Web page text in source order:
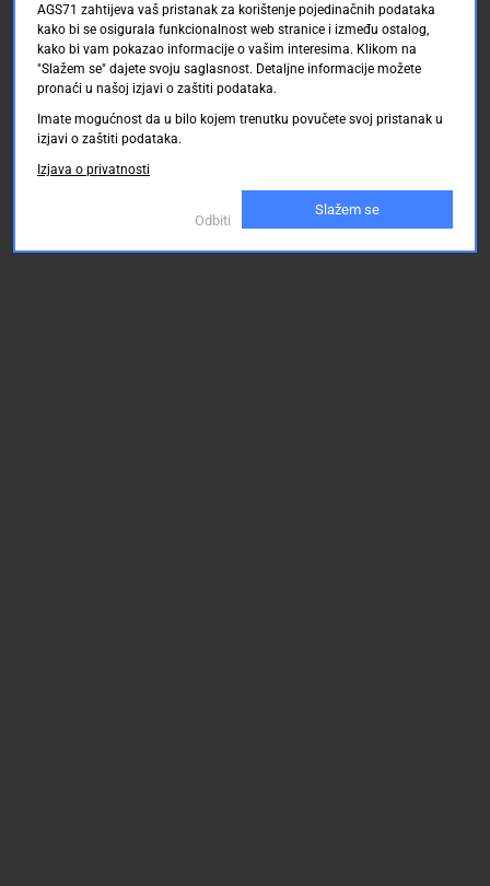
AGS71 zahtijeva vaš pristanak za korištenje pojedinačnih podataka
kako bi se osigurala funkcionalnost web stranice i između ostalog,
kako bi vam pokazao informacije o vašim interesima. Klikom na
"Slažem se" dajete svoju saglasnost. Detaljne informacije možete
pronaći u našoj izjavi o zaštiti podataka.
Imate mogućnost da u bilo kojem trenutku povučete svoj pristanak u
izjavi o zaštiti podataka.
Izjava o privatnosti
Odbiti
Slažem se